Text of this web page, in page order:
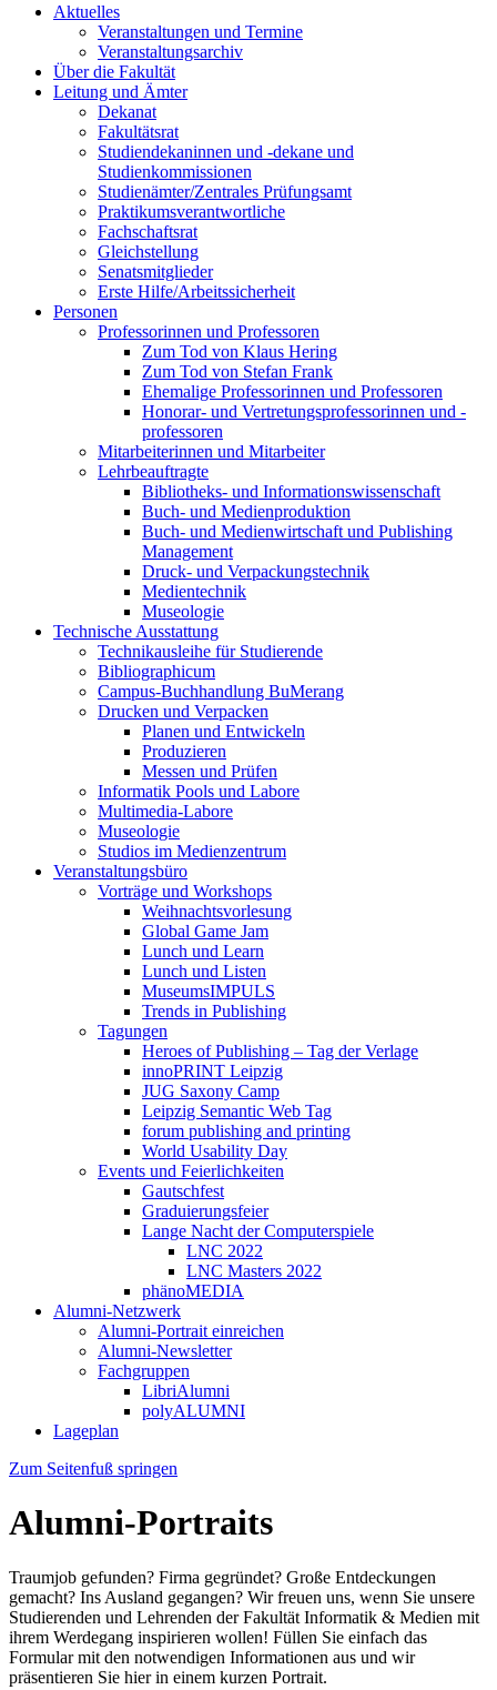
Aktuelles
Veranstaltungen und Termine
Veranstaltungsarchiv
Über die Fakultät
Leitung und Ämter
Dekanat
Fakultätsrat
Studiendekaninnen und -dekane und
Studienkommissionen
Studienämter/Zentrales Prüfungsamt
Praktikumsverantwortliche
Fachschaftsrat
Gleichstellung
Senatsmitglieder
Erste Hilfe/Arbeitssicherheit
Personen
Professorinnen und Professoren
Zum Tod von Klaus Hering
Zum Tod von Stefan Frank
Ehemalige Professorinnen und Professoren
Honorar- und Vertretungsprofessorinnen und -
professoren
Mitarbeiterinnen und Mitarbeiter
Lehrbeauftragte
Bibliotheks- und Informationswissenschaft
Buch- und Medienproduktion
Buch- und Medienwirtschaft und Publishing
Management
Druck- und Verpackungstechnik
Medientechnik
Museologie
Technische Ausstattung
Technikausleihe für Studierende
Bibliographicum
Campus-Buchhandlung BuMerang
Drucken und Verpacken
Planen und Entwickeln
Produzieren
Messen und Prüfen
Informatik Pools und Labore
Multimedia-Labore
Museologie
Studios im Medienzentrum
Veranstaltungsbüro
Vorträge und Workshops
Weihnachtsvorlesung
Global Game Jam
Lunch und Learn
Lunch und Listen
MuseumsIMPULS
Trends in Publishing
Tagungen
Heroes of Publishing – Tag der Verlage
innoPRINT Leipzig
JUG Saxony Camp
Leipzig Semantic Web Tag
forum publishing and printing
World Usability Day
Events und Feierlichkeiten
Gautschfest
Graduierungsfeier
Lange Nacht der Computerspiele
LNC 2022
LNC Masters 2022
phänoMEDIA
Alumni-Netzwerk
Alumni-Portrait einreichen
Alumni-Newsletter
Fachgruppen
LibriAlumni
polyALUMNI
Lageplan
Zum Seitenfuß springen
Alumni-Portraits
Traumjob gefunden? Firma gegründet? Große Entdeckungen
gemacht? Ins Ausland gegangen? Wir freuen uns, wenn Sie unsere
Studierenden und Lehrenden der Fakultät Informatik & Medien mit
ihrem Werdegang inspirieren wollen! Füllen Sie einfach das
Formular mit den notwendigen Informationen aus und wir
präsentieren Sie hier in einem kurzen Portrait.